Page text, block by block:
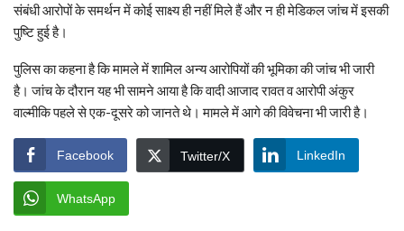
संबंधी आरोपों के समर्थन में कोई साक्ष्य ही नहीं मिले हैं और न ही मेडिकल जांच में इसकी
पुष्टि हुई है।
पुलिस का कहना है कि मामले में शामिल अन्य आरोपियों की भूमिका की जांच भी जारी
है। जांच के दौरान यह भी सामने आया है कि वादी आजाद रावत व आरोपी अंकुर
वाल्मीकि पहले से एक-दूसरे को जानते थे। मामले में आगे की विवेचना भी जारी है।
Facebook Twitter/X LinkedIn
WhatsApp